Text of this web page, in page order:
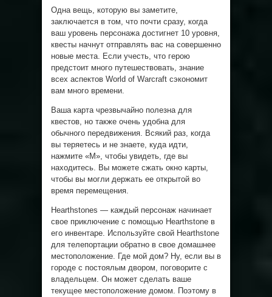
Одна вещь, которую вы заметите,
заключается в том, что почти сразу, когда
ваш уровень персонажа достигнет 10 уровня,
квесты начнут отправлять вас на совершенно
новые места. Если учесть, что герою
предстоит много путешествовать, знание
всех аспектов World of Warcraft сэкономит
вам много времени.
Ваша карта чрезвычайно полезна для
квестов, но также очень удобна для
обычного передвижения. Всякий раз, когда
вы теряетесь и не знаете, куда идти,
нажмите «M», чтобы увидеть, где вы
находитесь. Вы можете сжать окно карты,
чтобы вы могли держать ее открытой во
время перемещения.
Hearthstones — каждый персонаж начинает
свое приключение с помощью Hearthstone в
его инвентаре. Используйте свой Hearthstone
для телепортации обратно в свое домашнее
местоположение. Где мой дом? Ну, если вы в
городе с постоялым двором, поговорите с
владельцем. Он может сделать ваше
текущее местоположение домом. Поэтому в